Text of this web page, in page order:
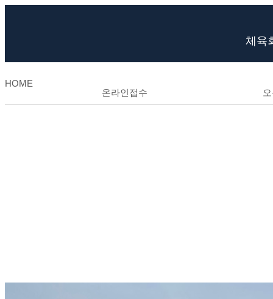
체육
HOME
온라인접수